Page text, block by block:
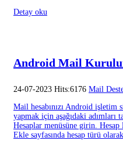
Detay oku
Android Mail
24-07-2023 Hits:6176 Mail
Mail hesabınızı Android
yapmak için aşağıdaki
Hesaplar menüsüne girin. Hesap
Ekle sayfasında hesap türü